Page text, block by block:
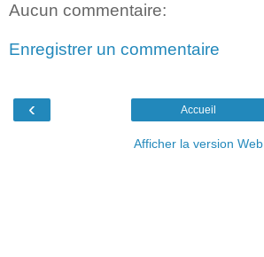
Aucun commentaire:
Enregistrer un commentaire
‹ Accueil
Afficher la version Web